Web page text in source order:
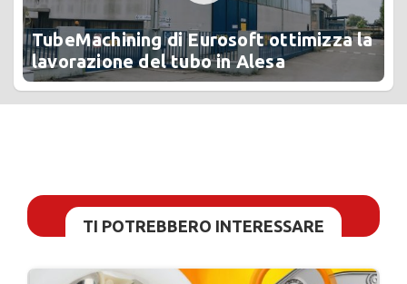
TubeMachining di Eurosoft ottimizza la
lavorazione del tubo in Alesa
TI POTREBBERO INTERESSARE